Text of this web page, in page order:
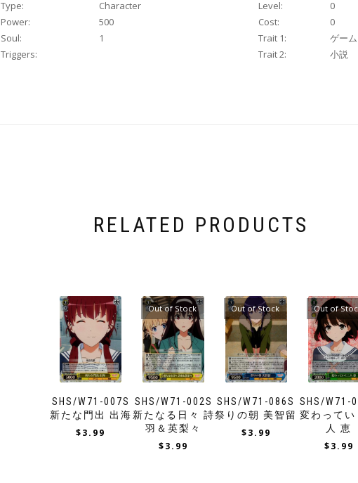
Type:
Character Level:
0
Power:
500 Cost:
0
Soul:
1 Trait 1:
ゲーム
Triggers:
Trait 2: 小説
RELATED PRODUCTS
SHS/W71-007S
新たな門出 出海
$3.99
SHS/W71-002S
新たなる日々 詩
羽＆英梨々
Out of Stock
$3.99
SHS/W71-086S
祭りの朝 美智留
Out of Stock
$3.99
SHS/W71-
変わってい
人 恵
Out of
$3.99